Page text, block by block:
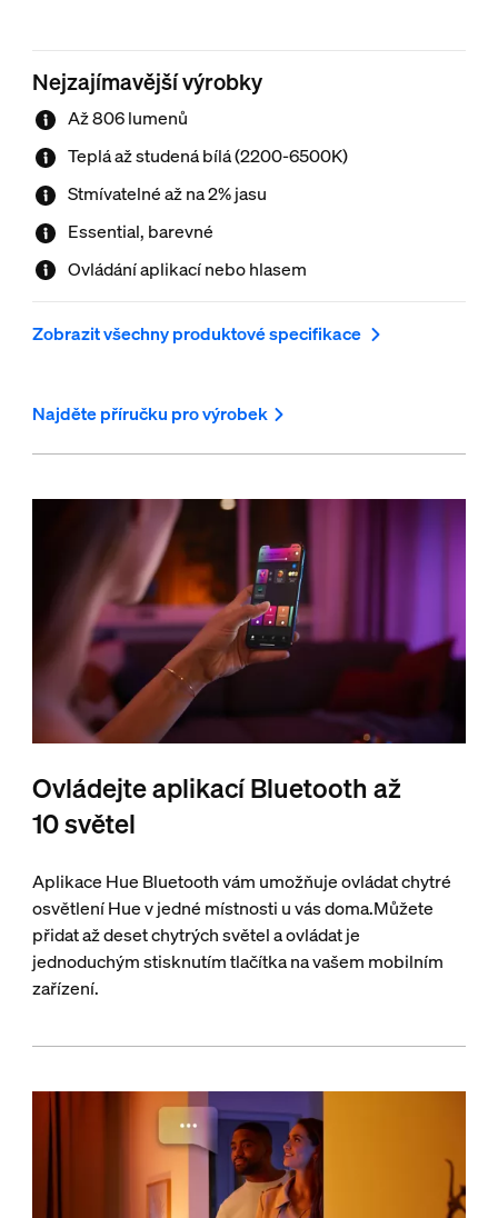
Nejzajímavější výrobky
Až 806 lumenů
Teplá až studená bílá (2200-6500K)
Stmívatelné až na 2% jasu
Essential, barevné
Ovládání aplikací nebo hlasem
Zobrazit všechny produktové specifikace
Najděte příručku pro výrobek
Ovládejte aplikací Bluetooth až
10 světel
Aplikace Hue Bluetooth vám umožňuje ovládat chytré
osvětlení Hue v jedné místnosti u vás doma.Můžete
přidat až deset chytrých světel a ovládat je
jednoduchým stisknutím tlačítka na vašem mobilním
zařízení.